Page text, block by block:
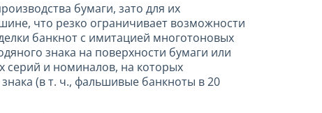
бумаги, зато для их
что резко ограничивает возможности
банкнот с имитацией многотоновых
знака на поверхности бумаги или
серий и номиналов, на которых
(в т. ч., фальшивые банкноты в 20